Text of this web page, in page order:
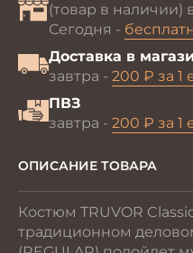
(товар в наличии)
Сегодня -
Доставка в
завтра - 200 ₽ за 1
ПВЗ
завтра - 200 ₽ за 1
ОПИСАНИЕ ТОВАРА
Костюм TRUVOR
традиционном